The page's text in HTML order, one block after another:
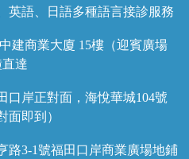
英語、日語多種語言接診服務
建商業大廈 15樓（迎賓廣場
達
口岸正對面，海悅華城104號
面即到）
路3-1號福田口岸商業廣場地鋪